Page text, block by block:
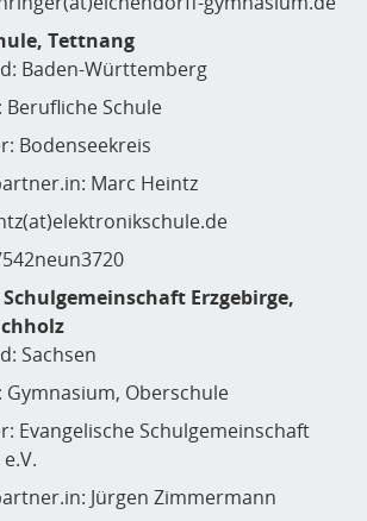
Tettnang
Baden-Württemberg
Berufliche Schule
Bodenseekreis
Marc Heintz
Erzgebirge,
Sachsen
Gymnasium, Oberschule
Evangelische Schulgemeinschaft
Jürgen Zimmermann